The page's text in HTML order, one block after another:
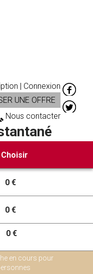
| Connexion
UNE OFFRE
Nous contacter
Choisir
0 €
0 €
0 €
en cours pour